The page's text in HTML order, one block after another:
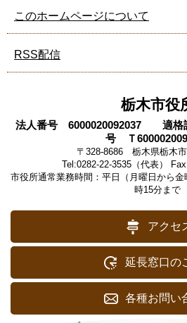
このホームページについて
RSS配信
栃木市役
法人番号 6000020092037 適格
号 Ｔ
〒328-8686 栃木県栃木
Tel:0282-22-3535（代表）
市役所通常業務時間：平日（月曜日から
時15分まで
アクセ
延長窓口の
各種お問い